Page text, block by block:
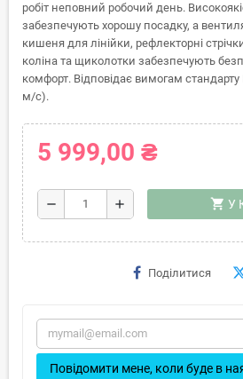
робіт неповний робочий день.
забезпечують хорошу посадку, а
кишеня для лінійки, рефлекторні
коліна та щиколотки забезпечують
комфорт. Відповідає вимогам стандарту
м/с).
5 999,00 ₴
remove add shopping_cart У
Поділитися
Повідомити мене, коли буде в